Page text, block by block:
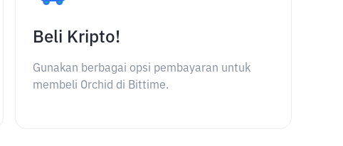
Beli Kripto!
Gunakan berbagai opsi pembayaran untuk
membeli Orchid di Bittime.